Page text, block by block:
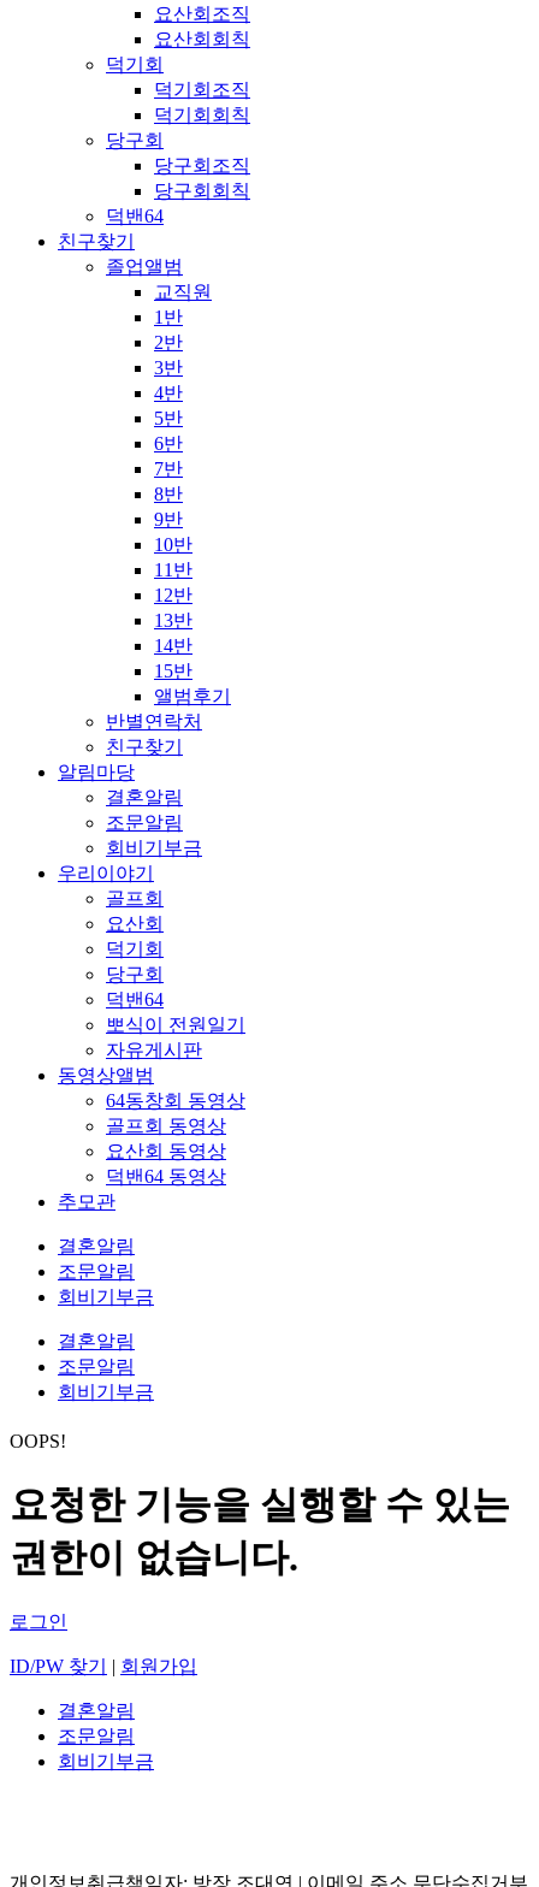
요산회조직
요산회회칙
덕기회
덕기회조직
덕기회회칙
당구회
당구회조직
당구회회칙
덕밴64
친구찾기
졸업앨범
교직원
1반
2반
3반
4반
5반
6반
7반
8반
9반
10반
11반
12반
13반
14반
15반
앨범후기
반별연락처
친구찾기
알림마당
결혼알림
조문알림
회비기부금
우리이야기
골프회
요산회
덕기회
당구회
덕밴64
뽀식이 전원일기
자유게시판
동영상앨범
64동창회 동영상
골프회 동영상
요산회 동영상
덕밴64 동영상
추모관
결혼알림
조문알림
회비기부금
결혼알림
조문알림
회비기부금
OOPS!
요청한 기능을 실행할 수 있는
권한이 없습니다.
로그인
ID/PW 찾기 | 회원가입
결혼알림
조문알림
회비기부금
개인정보취급책임자: 방장 조대연 | 이메일 주소 무단수집거부